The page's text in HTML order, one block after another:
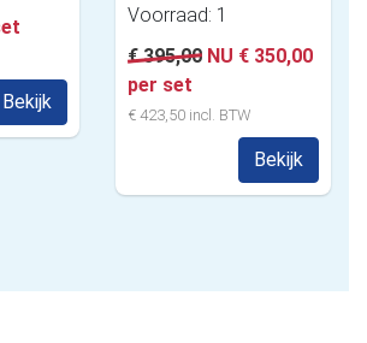
Bekijk
Voorraad: 1
€ 395,00 NU € 350,00
per set
€ 423,50 incl. BTW
Bekijk